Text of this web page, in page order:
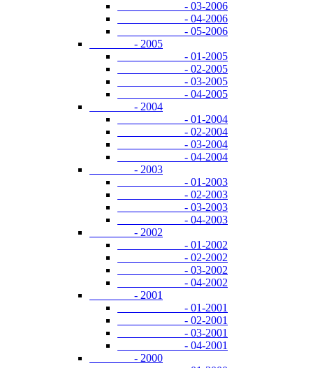
- 03-2006
- 04-2006
- 05-2006
- 2005
- 01-2005
- 02-2005
- 03-2005
- 04-2005
- 2004
- 01-2004
- 02-2004
- 03-2004
- 04-2004
- 2003
- 01-2003
- 02-2003
- 03-2003
- 04-2003
- 2002
- 01-2002
- 02-2002
- 03-2002
- 04-2002
- 2001
- 01-2001
- 02-2001
- 03-2001
- 04-2001
- 2000